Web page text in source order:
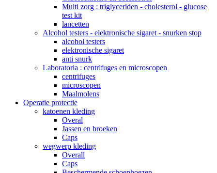
Multi zorg : triglyceriden - cholesterol - glucose
test kit
lancetten
Alcohol testers - elektronische sigaret - snurken stop
alcohol testers
elektronische sigaret
anti snurk
Laboratoria : centrifuges en microscopen
centrifuges
microscopen
Maalmolens
Operatie protectie
katoenen kleding
Overal
Jassen en broeken
Caps
wegwerp kleding
Overall
Caps